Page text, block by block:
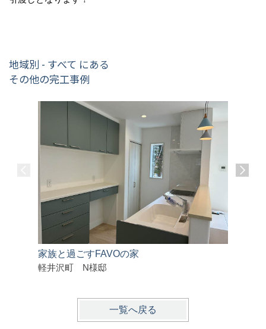
地域別 - すべて にある
その他の完工事例
家族と過ごすFAVOの家
軽井沢町 N様邸
一覧へ戻る